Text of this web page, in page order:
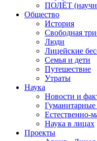
ПОЛЁТ
Общество
История
Свободная
Люди
Лицейские
Семья и дети
Путешествие
Утраты
Наука
Новости и
Гуманитарные
Естественно-
Наука в лицах
Проекты